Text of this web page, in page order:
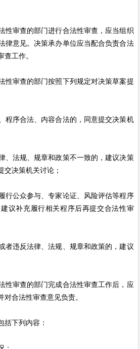
查的部门进行合法性审查，应当组织
律意见。决策承办单位应当配合负责合法
工作。
查的部门按照下列规定对决策草案提
序合法、内容合法的，同意提交决策机
法规、规章和政策不一致的，建议决策
交决策机关讨论；
公众参与、专家论证、风险评估等程序
议补充履行相关程序后再提交合法性审
违反法律、法规、规章和政策的，建议
查的部门完成合法性审查工作后，应
合法性审查意见负责。
下列内容：